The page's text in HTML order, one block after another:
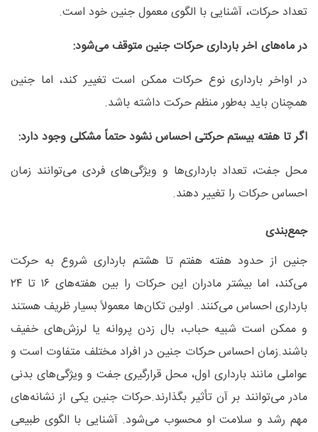
تعداد حرکات، آشنایی با الگوی معمول جنین خود است.
در ماه‌های آخر بارداری حرکات جنین متوقف می‌شود:
در اواخر بارداری نوع حرکات ممکن است تغییر کند، اما جنین
همچنان باید به‌طور منظم حرکت داشته باشد.
اگر تا هفته بیستم حرکتی احساس نشود حتماً مشکلی وجود دارد:
محل جفت، تعداد بارداری‌ها و ویژگی‌های فردی می‌توانند زمان
احساس حرکات را تغییر دهند.
جمع‌بندی
جنین از حدود هفته هفتم تا هشتم بارداری شروع به حرکت
می‌کند، اما بیشتر مادران این حرکات را بین هفته‌های ۱۶ تا ۲۴
بارداری احساس می‌کنند. اولین تکان‌ها معمولاً بسیار ظریف هستند
و ممکن است شبیه حباب، بال زدن پروانه یا لرزش‌های خفیف
باشند.زمان احساس حرکات جنین در افراد مختلف متفاوت است و
عواملی مانند بارداری اول، محل قرارگیری جفت و ویژگی‌های بدنی
مادر می‌توانند بر آن تأثیر بگذارند.حرکات جنین یکی از نشانه‌های
مهم رشد و سلامت او محسوب می‌شود. آشنایی با الگوی طبیعی